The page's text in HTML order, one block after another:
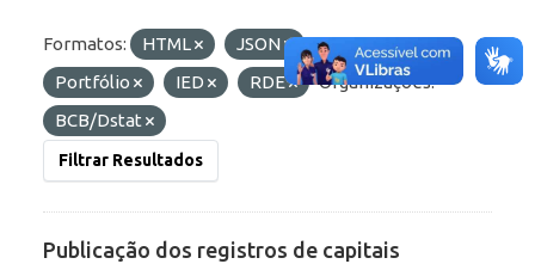
Formatos: HTML JSON
Etiquetas:
Portfólio
IED RDE
Organizações:
BCB/Dstat
Filtrar Resultados
Publicação dos registros de capitais